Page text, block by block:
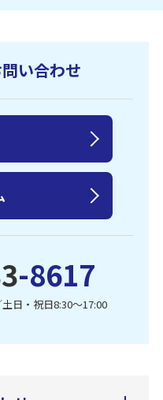
い合わせ
-8617
日・祝日8:30〜17:00